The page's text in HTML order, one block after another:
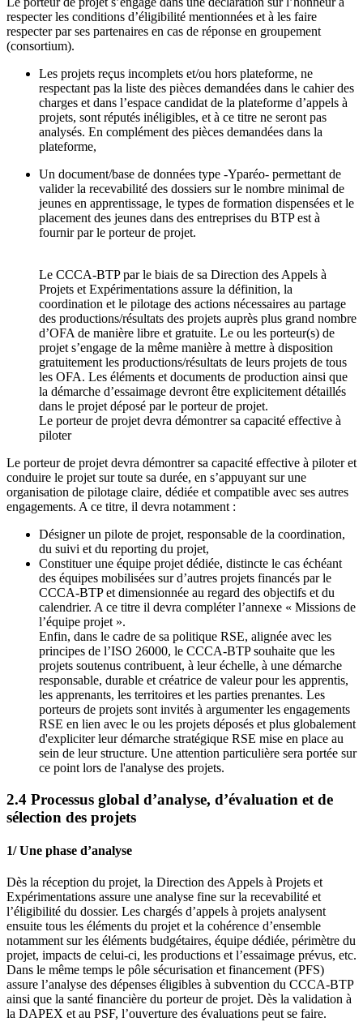
respecter les conditions d’éligibilité mentionnées et à les faire
respecter par ses partenaires en cas de réponse en groupement
(consortium).
Les projets reçus incomplets et/ou hors plateforme, ne
respectant pas la liste des pièces demandées dans le cahier des
charges et dans l’espace candidat de la plateforme d’appels à
projets, sont réputés inéligibles, et à ce titre ne seront pas
analysés. En complément des pièces demandées dans la
plateforme,
Un document/base de données type -Yparéo- permettant de
valider la recevabilité des dossiers sur le nombre minimal de
jeunes en apprentissage, le types de formation dispensées et le
placement des jeunes dans des entreprises du BTP est à
fournir par le porteur de projet.
Le CCCA-BTP par le biais de sa Direction des Appels à
Projets et Expérimentations assure la définition, la
coordination et le pilotage des actions nécessaires au partage
des productions/résultats des projets auprès plus grand nombre
d’OFA de manière libre et gratuite. Le ou les porteur(s) de
projet s’engage de la même manière à mettre à disposition
gratuitement les productions/résultats de leurs projets de tous
les OFA. Les éléments et documents de production ainsi que
la démarche d’essaimage devront être explicitement détaillés
dans le projet déposé par le porteur de projet.
Le porteur de projet devra démontrer sa capacité effective à
piloter
Le porteur de projet devra démontrer sa capacité effective à piloter et
conduire le projet sur toute sa durée, en s’appuyant sur une
organisation de pilotage claire, dédiée et compatible avec ses autres
engagements. A ce titre, il devra notamment :
Désigner un pilote de projet, responsable de la coordination,
du suivi et du reporting du projet,
Constituer une équipe projet dédiée, distincte le cas échéant
des équipes mobilisées sur d’autres projets financés par le
CCCA-BTP et dimensionnée au regard des objectifs et du
calendrier. A ce titre il devra compléter l’annexe « Missions de
l’équipe projet ».
Enfin, dans le cadre de sa politique RSE, alignée avec les
principes de l’ISO 26000, le CCCA-BTP souhaite que les
projets soutenus contribuent, à leur échelle, à une démarche
responsable, durable et créatrice de valeur pour les apprentis,
les apprenants, les territoires et les parties prenantes. Les
porteurs de projets sont invités à argumenter les engagements
RSE en lien avec le ou les projets déposés et plus globalement
d'expliciter leur démarche stratégique RSE mise en place au
sein de leur structure. Une attention particulière sera portée sur
ce point lors de l'analyse des projets.
2.4 Processus global d’analyse, d’évaluation et de
sélection des projets
1/ Une phase d’analyse
Dès la réception du projet, la Direction des Appels à Projets et
Expérimentations assure une analyse fine sur la recevabilité et
l’éligibilité du dossier. Les chargés d’appels à projets analysent
ensuite tous les éléments du projet et la cohérence d’ensemble
notamment sur les éléments budgétaires, équipe dédiée, périmètre du
projet, impacts de celui-ci, les productions et l’essaimage prévus, etc.
Dans le même temps le pôle sécurisation et financement (PFS)
assure l’analyse des dépenses éligibles à subvention du CCCA-BTP
ainsi que la santé financière du porteur de projet. Dès la validation à
la DAPEX et au PSF, l’ouverture des évaluations peut se faire.